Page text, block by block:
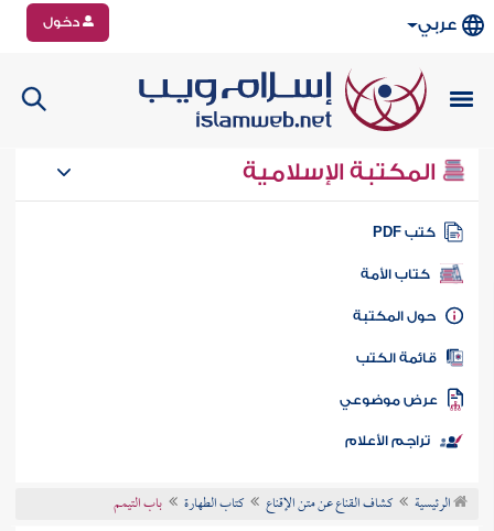
عربي دخول
المكتبة الإسلامية
كتب PDF
كتاب الأمة
المكتبة
الكتب
موضوعي
تراجم الأعلام
الرئيسية كشاف القناع عن متن الإقناع كتاب الطهارة باب التيمم